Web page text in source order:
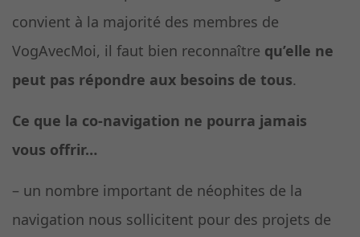
convient à la majorité des membres de
VogAvecMoi, il faut bien reconnaître qu’elle ne
peut pas répondre aux besoins de tous.
Ce que la co-navigation ne pourra jamais
vous offrir…
– un nombre important de néophites de la
navigation nous sollicitent pour des projets de